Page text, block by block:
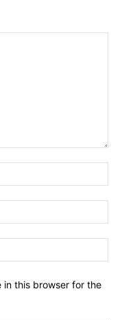
in this browser for the